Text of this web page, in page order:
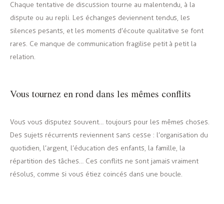
Chaque tentative de discussion tourne au malentendu, à la
dispute ou au repli. Les échanges deviennent tendus, les
silences pesants, et les moments d’écoute qualitative se font
rares. Ce manque de communication fragilise petit à petit la
relation.
Vous tournez en rond dans les mêmes conflits
Vous vous disputez souvent… toujours pour les mêmes choses.
Des sujets récurrents reviennent sans cesse : l’organisation du
quotidien, l’argent, l’éducation des enfants, la famille, la
répartition des tâches… Ces conflits ne sont jamais vraiment
résolus, comme si vous étiez coincés dans une boucle.